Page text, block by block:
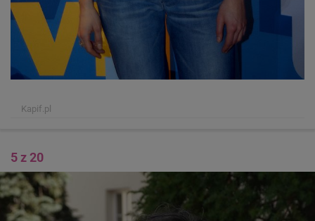
Kapif.pl
5 z 20